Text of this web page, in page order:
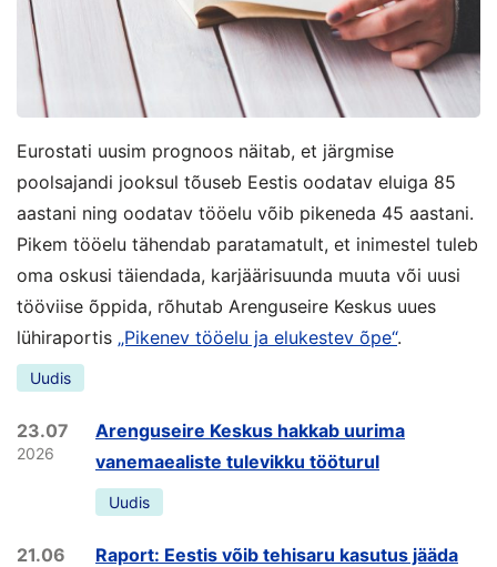
Eurostati uusim prognoos näitab, et järgmise
poolsajandi jooksul tõuseb Eestis oodatav eluiga 85
aastani ning oodatav tööelu võib pikeneda 45 aastani.
Pikem tööelu tähendab paratamatult, et inimestel tuleb
oma oskusi täiendada, karjäärisuunda muuta või uusi
tööviise õppida, rõhutab Arenguseire Keskus uues
lühiraportis „Pikenev tööelu ja elukestev õpe“.
Uudis
23.07
2026
Arenguseire Keskus hakkab uurima
vanemaealiste tulevikku tööturul
Uudis
21.06
Raport: Eestis võib tehisaru kasutus jääda